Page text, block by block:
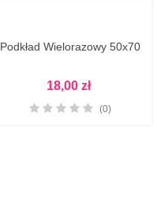
Zobacz Więcej
Podkład Wielorazowy 50x70
18,00 zł
(0)